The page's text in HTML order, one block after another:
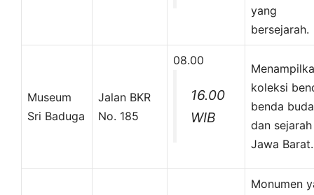
yang
bersejarah.
Museum
Sri Baduga
Jalan BKR
No. 185
08.00
16.00
WIB
koleksi
benda
dan sejarah
Jawa Barat.
Monumen